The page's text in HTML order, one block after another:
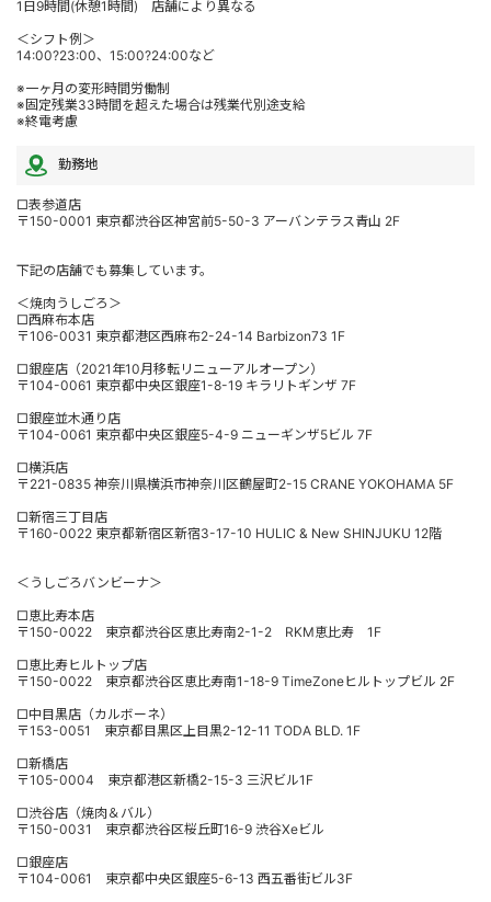
1日9時間(休憩1時間) 店舗により異なる
＜シフト例＞
14:00?23:00、15:00?24:00など
※一ヶ月の変形時間労働制
※固定残業33時間を超えた場合は残業代別途支給
※終電考慮
勤務地
□表参道店
〒150-0001 東京都渋谷区神宮前5-50-3 アーバンテラス青山 2F
下記の店舗でも募集しています。
＜焼肉うしごろ＞
□西麻布本店
〒106-0031 東京都港区西麻布2-24-14 Barbizon73 1F
□銀座店（2021年10月移転リニューアルオープン）
〒104-0061 東京都中央区銀座1-8-19 キラリトギンザ 7F
□銀座並木通り店
〒104-0061 東京都中央区銀座5-4-9 ニューギンザ5ビル 7F
□横浜店
〒221-0835 神奈川県横浜市神奈川区鶴屋町2-15 CRANE YOKOHAMA 5F
□新宿三丁目店
〒160-0022 東京都新宿区新宿3-17-10 HULIC & New SHINJUKU 12階
＜うしごろバンビーナ＞
□恵比寿本店
〒150-0022 東京都渋谷区恵比寿南2-1-2 RKM恵比寿 1F
□恵比寿ヒルトップ店
〒150-0022 東京都渋谷区恵比寿南1-18-9 TimeZoneヒルトップビル 2F
□中目黒店（カルボーネ）
〒153-0051 東京都目黒区上目黒2-12-11 TODA BLD. 1F
□新橋店
〒105-0004 東京都港区新橋2-15-3 三沢ビル1F
□渋谷店（焼肉＆バル）
〒150-0031 東京都渋谷区桜丘町16-9 渋谷Xeビル
□銀座店
〒104-0061 東京都中央区銀座5-6-13 西五番街ビル3F